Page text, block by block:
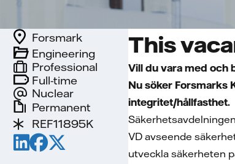
Full-time
Nuclear
Engineering
Forsmark
Professional
Permanent
REF11895K
This
Vill du vara med och
Nu söker Forsmarks
integritet/hållfasthet.
VD avseende
utveckla säkerheten